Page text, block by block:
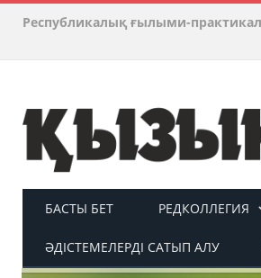
Республикалық ғылыми-
БАСТЫ БЕТ РЕДКОЛЛЕГИЯ
ӘДІСТЕМЕЛЕРДІ САТЫП АЛУ